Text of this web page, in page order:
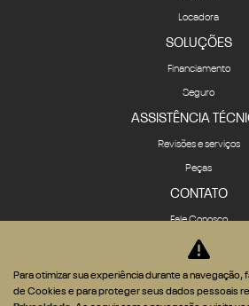
Locadora
SOLUÇÕES
Financiamento
Seguro
ASSISTÊNCIA
Revisões e serviços
Peças
CONTATO
Fale Conosco
Quem Somos
Política de privacidade
Para otimizar sua experiência durante a navegação,
de Cookies e para proteger seus dados pessoais